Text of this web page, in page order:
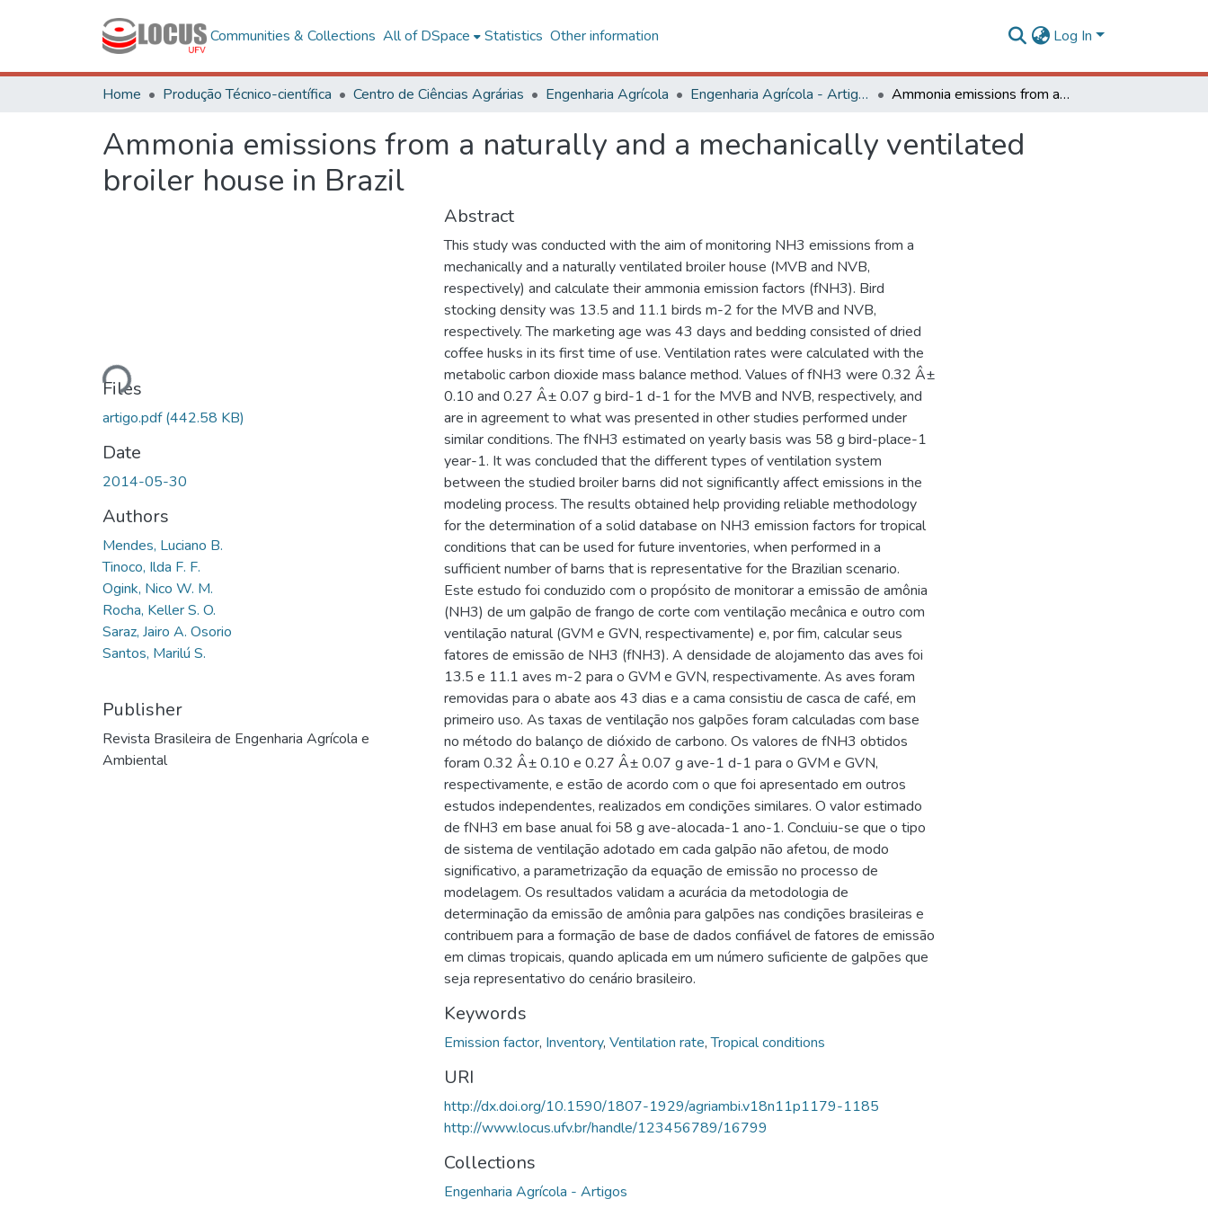
Communities & Collections All of DSpace Statistics Other information Log In
Home Produção Técnico-científica Centro de Ciências Agrárias Engenharia Agrícola Engenharia Agrícola - Artigos Ammonia emissions from a naturally and a mechanically ventilated broiler house in Brazil
Ammonia emissions from a naturally and a mechanically ventilated
broiler house in Brazil
Loading...
Files
artigo.pdf(442.58 KB)
Date
2014-05-30
Authors
Mendes, Luciano B.
Tinoco, Ilda F. F.
Ogink, Nico W. M.
Rocha, Keller S. O.
Saraz, Jairo A. Osorio
Santos, Marilú S.
Publisher
Revista Brasileira de Engenharia Agrícola e
Ambiental
Abstract
This study was conducted with the aim of monitoring NH3 emissions from a
mechanically and a naturally ventilated broiler house (MVB and NVB,
respectively) and calculate their ammonia emission factors (fNH3). Bird
stocking density was 13.5 and 11.1 birds m-2 for the MVB and NVB,
respectively. The marketing age was 43 days and bedding consisted of dried
coffee husks in its first time of use. Ventilation rates were calculated with the
metabolic carbon dioxide mass balance method. Values of fNH3 were 0.32 Â±
0.10 and 0.27 Â± 0.07 g bird-1 d-1 for the MVB and NVB, respectively, and
are in agreement to what was presented in other studies performed under
similar conditions. The fNH3 estimated on yearly basis was 58 g bird-place-1
year-1. It was concluded that the different types of ventilation system
between the studied broiler barns did not significantly affect emissions in the
modeling process. The results obtained help providing reliable methodology
for the determination of a solid database on NH3 emission factors for tropical
conditions that can be used for future inventories, when performed in a
sufficient number of barns that is representative for the Brazilian scenario.
Este estudo foi conduzido com o propósito de monitorar a emissão de amônia
(NH3) de um galpão de frango de corte com ventilação mecânica e outro com
ventilação natural (GVM e GVN, respectivamente) e, por fim, calcular seus
fatores de emissão de NH3 (fNH3). A densidade de alojamento das aves foi
13.5 e 11.1 aves m-2 para o GVM e GVN, respectivamente. As aves foram
removidas para o abate aos 43 dias e a cama consistiu de casca de café, em
primeiro uso. As taxas de ventilação nos galpões foram calculadas com base
no método do balanço de dióxido de carbono. Os valores de fNH3 obtidos
foram 0.32 Â± 0.10 e 0.27 Â± 0.07 g ave-1 d-1 para o GVM e GVN,
respectivamente, e estão de acordo com o que foi apresentado em outros
estudos independentes, realizados em condições similares. O valor estimado
de fNH3 em base anual foi 58 g ave-alocada-1 ano-1. Concluiu-se que o tipo
de sistema de ventilação adotado em cada galpão não afetou, de modo
significativo, a parametrização da equação de emissão no processo de
modelagem. Os resultados validam a acurácia da metodologia de
determinação da emissão de amônia para galpões nas condições brasileiras e
contribuem para a formação de base de dados confiável de fatores de emissão
em climas tropicais, quando aplicada em um número suficiente de galpões que
seja representativo do cenário brasileiro.
Keywords
Emission factor, Inventory, Ventilation rate,Tropical conditions
URI
http://dx.doi.org/10.1590/1807-1929/agriambi.v18n11p1179-1185
http://www.locus.ufv.br/handle/123456789/16799
Collections
Engenharia Agrícola - Artigos